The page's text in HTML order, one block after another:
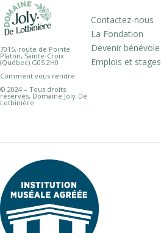
7015, route de Pointe
Platon, Sainte-Croix
(Québec) G0S 2H0
Comment vous rendre
© 2024 – Tous droits
réservés, Domaine Joly-De
Lotbinière
Contactez-nous
La Fondation
Devenir bénévole
Emplois et stages